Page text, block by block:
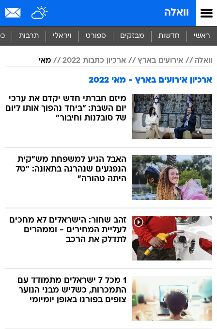
וואלה
ראשי חדשות מבזקים ספורט ויראלי תרבות
וואלה אירועים בארץ ארכיון כתבות 2022 מאי
ארכיון אירועים בארץ - מאי 2022
מיזם חברתי חדש יקדם את ערכי
יום השבת: "ביחד נהפוך אותו ליום
של סובלנות וחיבור"
האבל הגיע למשפחת מש"קית
הנפגעים שנהרגה בתאונה: "טל
היתה טהורה"
זהב שחור: הישראלים לא מחכים
לעליית המחירים - וממהרים
לתדלק את הרכב
1 מכל 7 ישראלים מתמודד עם
התמכרות, כשליש מבני הנוער
צופים בפורנו באופן יומיומי